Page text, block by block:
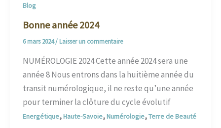
Blog
Bonne année 2024
6 mars 2024/ Laisser un commentaire
NUMÉROLOGIE 2024 Cette année 2024 sera une
année 8 Nous entrons dans la huitième année du
transit numérologique, il ne reste qu’une année
pour terminer la clôture du cycle évolutif
Energétique,Haute-Savoie,Numérologie,Terre de Beauté